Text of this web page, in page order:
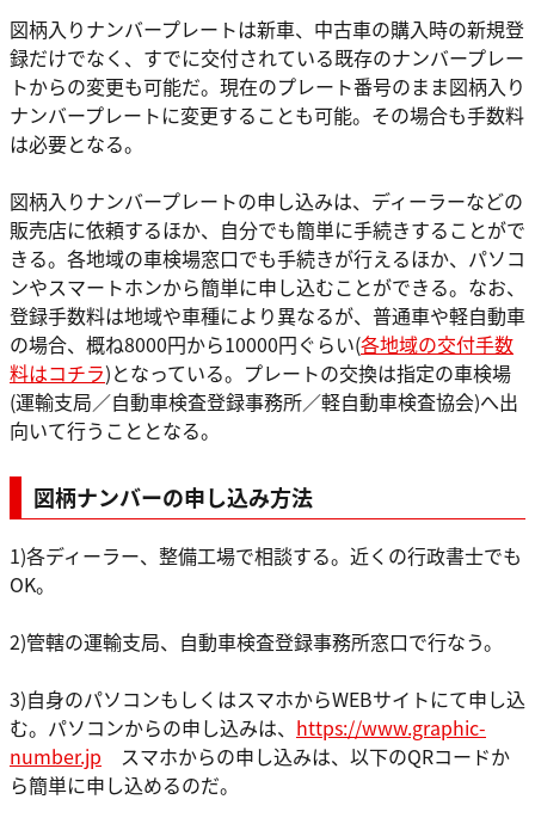
図柄入りナンバープレートは新車、中古車の購入時の新規登
録だけでなく、すでに交付されている既存のナンバープレー
トからの変更も可能だ。現在のプレート番号のまま図柄入り
ナンバープレートに変更することも可能。その場合も手数料
は必要となる。
図柄入りナンバープレートの申し込みは、ディーラーなどの
販売店に依頼するほか、自分でも簡単に手続きすることがで
きる。各地域の車検場窓口でも手続きが行えるほか、パソコ
ンやスマートホンから簡単に申し込むことができる。なお、
登録手数料は地域や車種により異なるが、普通車や軽自動車
の場合、概ね8000円から10000円ぐらい(各地域の交付手数
料はコチラ)となっている。プレートの交換は指定の車検場
(運輸支局／自動車検査登録事務所／軽自動車検査協会)へ出
向いて行うこととなる。
図柄ナンバーの申し込み方法
1)各ディーラー、整備工場で相談する。近くの行政書士でも
OK。
2)管轄の運輸支局、自動車検査登録事務所窓口で行なう。
3)自身のパソコンもしくはスマホからWEBサイトにて申し込
む。パソコンからの申し込みは、 https://www.graphic-
number.jp スマホからの申し込みは、以下のQRコードか
ら簡単に申し込めるのだ。